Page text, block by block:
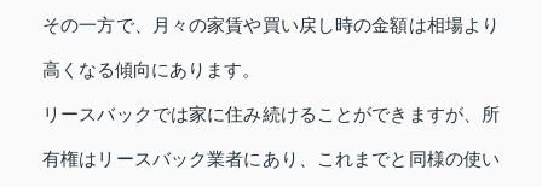
その一方で、月々の家賃や買い戻し時の金額は相場より
高くなる傾向にあります。
リースバックでは家に住み続けることができますが、所
有権はリースバック業者にあり、これまでと同様の使い